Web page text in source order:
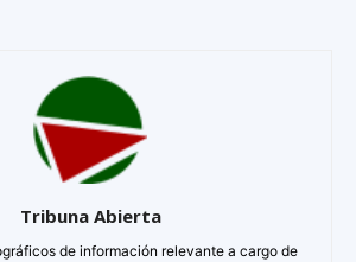
Tribuna Abierta
de información relevante a cargo de